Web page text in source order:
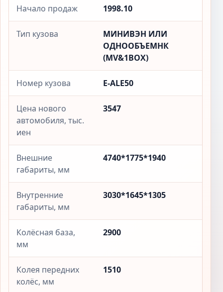
Начало продаж 1998.10
Тип кузова
МИНИВЭН ИЛИ
ОДНООБЪЕМНК
(MV&1BOX)
Номер кузова E-ALE50
Цена нового
автомобиля, тыс.
иен
3547
Внешние
габариты, мм
4740*1775*1940
Внутренние
габариты, мм
3030*1645*1305
Колёсная база,
мм
2900
Колея передних
колёс, мм
1510